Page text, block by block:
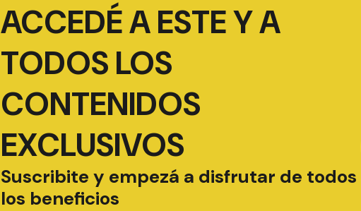
ACCEDÉ A ESTE Y A
TODOS LOS
CONTENIDOS
EXCLUSIVOS
Suscribite y empezá a disfrutar de todos
los beneficios